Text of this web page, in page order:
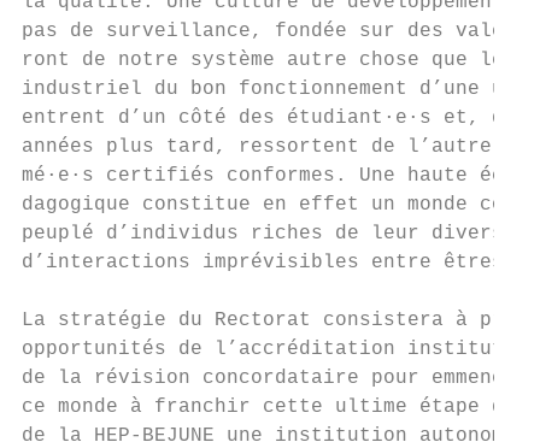
pas de surveillance, fondée sur des
ront de notre système autre chose que le
industriel du bon fonctionnement d’une
entrent d’un côté des étudiant·e·s et,
années plus tard, ressortent de l’autre
mé·e·s certifiés conformes. Une haute
dagogique constitue en effet un monde
peuplé d’individus riches de leur
d’interactions imprévisibles entre êtres
La stratégie du Rectorat consistera à
opportunités de l’accréditation
de la révision concordataire pour emmener
ce monde à franchir cette ultime étape qui
de la HEP-BEJUNE une institution autonome,